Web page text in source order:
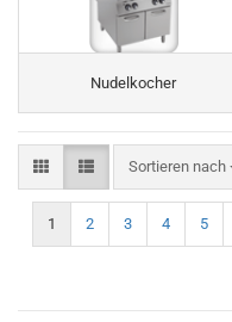
Nudelkocher
Sortieren nach
Sortieren nach
1 2 3 4 5